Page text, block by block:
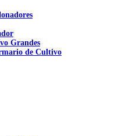
Grandes
de Cultivo